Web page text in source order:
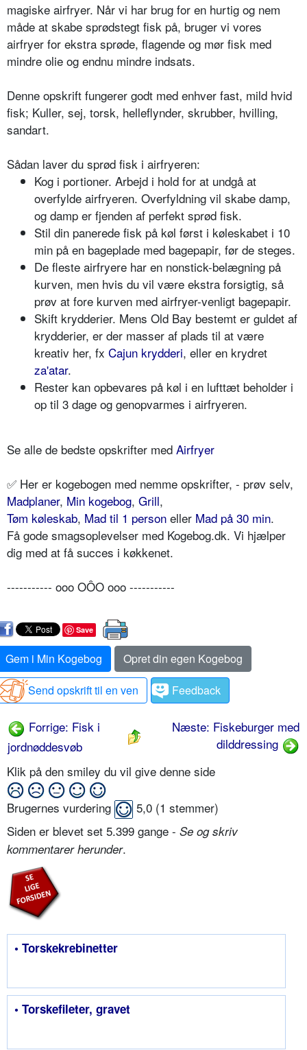
magiske airfryer. Når vi har brug for en hurtig og nem
måde at skabe sprødstegt fisk på, bruger vi vores
airfryer for ekstra sprøde, flagende og mør fisk med
mindre olie og endnu mindre indsats.
Denne opskrift fungerer godt med enhver fast, mild hvid
fisk; Kuller, sej, torsk, helleflynder, skrubber, hvilling,
sandart.
Sådan laver du sprød fisk i airfryeren:
Kog i portioner. Arbejd i hold for at undgå at
overfylde airfryeren. Overfyldning vil skabe damp,
og damp er fjenden af perfekt sprød fisk.
Stil din panerede fisk på køl først i køleskabet i 10
min på en bageplade med bagepapir, før de steges.
De fleste airfryere har en nonstick-belægning på
kurven, men hvis du vil være ekstra forsigtig, så
prøv at fore kurven med airfryer-venligt bagepapir.
Skift krydderier. Mens Old Bay bestemt er guldet af
krydderier, er der masser af plads til at være
kreativ her, fx Cajun krydderi, eller en krydret
za'atar.
Rester kan opbevares på køl i en lufttæt beholder i
op til 3 dage og genopvarmes i airfryeren.
Se alle de bedste opskrifter med Airfryer
✅ Her er kogebogen med nemme opskrifter, - prøv selv,
Madplaner, Min kogebog, Grill,
Tøm køleskab, Mad til 1 person eller Mad på 30 min.
Få gode smagsoplevelser med Kogebog.dk. Vi hjælper
dig med at få succes i køkkenet.
----------- ooo OÔO ooo -----------
Save
Gem i Min Kogebog
Opret din egen Kogebog
Send opskrift til en ven
Feedback
Forrige: Fisk i
jordnøddesvøb
Næste: Fiskeburger med
dilddressing
Klik på den smiley du vil give denne side
Brugernes vurdering 5,0 (1 stemmer)
Siden er blevet set 5.399 gange - Se og skriv
kommentarer herunder.
• Torskekrebinetter
• Torskefileter, gravet